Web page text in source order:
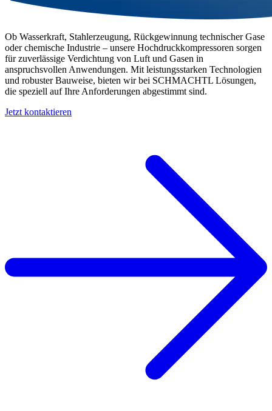
Ob Wasserkraft, Stahlerzeugung, Rückgewinnung technischer Gase
oder chemische Industrie – unsere Hochdruckkompressoren sorgen
für zuverlässige Verdichtung von Luft und Gasen in
anspruchsvollen Anwendungen. Mit leistungsstarken Technologien
und robuster Bauweise, bieten wir bei SCHMACHTL Lösungen,
die speziell auf Ihre Anforderungen abgestimmt sind.
Jetzt kontaktieren